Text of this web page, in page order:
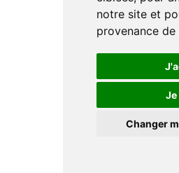
notre site et
provenance
Changer